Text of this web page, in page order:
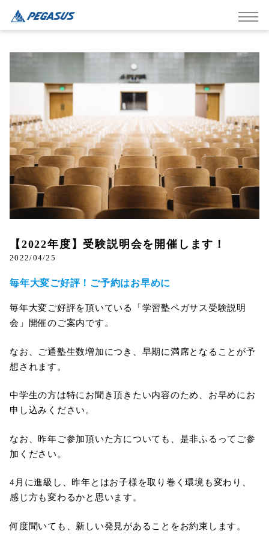
【2022年度】受験説明会を開催します！
2022/04/25
毎年大変ご好評！ご予約はお早めに
毎年大変ご好評を頂いている「学習塾ペガサス受験説明
会」開催のご案内です。
なお、ご通塾生数増加につき、早期に満席となることが予
想されます。
中学生の方は特にお聞き頂きたい内容のため、お早めにお
申し込みください。
なお、昨年ご参加頂いた方についても、是非ふるってご参
加ください。
4月に進級し、昨年とはお子様を取り巻く環境も変わり、
感じ方も変わるかと思います。
何度聞いても、新しい発見があることをお約束します。